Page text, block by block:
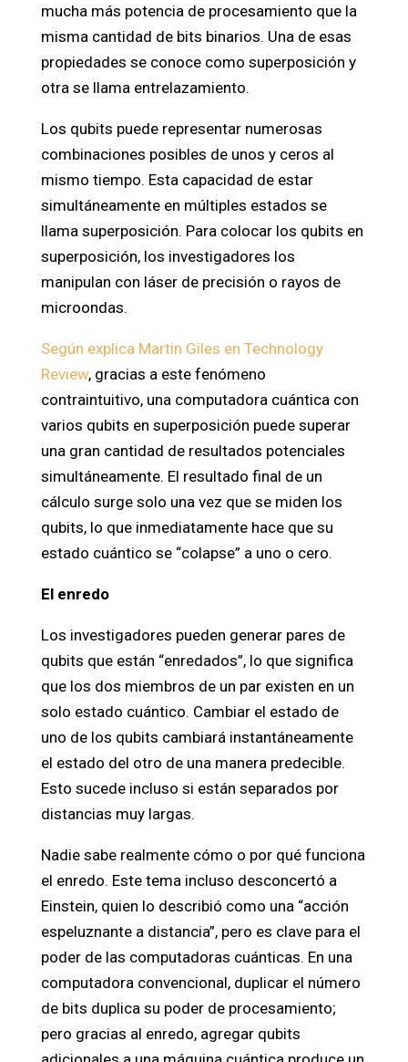
mucha más potencia de procesamiento que la
misma cantidad de bits binarios. Una de esas
propiedades se conoce como superposición y
otra se llama entrelazamiento.
Los qubits puede representar numerosas
combinaciones posibles de unos y ceros al
mismo tiempo. Esta capacidad de estar
simultáneamente en múltiples estados se
llama superposición. Para colocar los qubits en
superposición, los investigadores los
manipulan con láser de precisión o rayos de
microondas.
Según explica Martin Giles en Technology
Review, gracias a este fenómeno
contraintuitivo, una computadora cuántica con
varios qubits en superposición puede superar
una gran cantidad de resultados potenciales
simultáneamente. El resultado final de un
cálculo surge solo una vez que se miden los
qubits, lo que inmediatamente hace que su
estado cuántico se “colapse” a uno o cero.
El enredo
Los investigadores pueden generar pares de
qubits que están “enredados”, lo que significa
que los dos miembros de un par existen en un
solo estado cuántico. Cambiar el estado de
uno de los qubits cambiará instantáneamente
el estado del otro de una manera predecible.
Esto sucede incluso si están separados por
distancias muy largas.
Nadie sabe realmente cómo o por qué funciona
el enredo. Este tema incluso desconcertó a
Einstein, quien lo describió como una “acción
espeluznante a distancia”, pero es clave para el
poder de las computadoras cuánticas. En una
computadora convencional, duplicar el número
de bits duplica su poder de procesamiento;
pero gracias al enredo, agregar qubits